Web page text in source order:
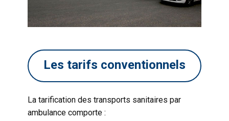
Les tarifs conventionnels
La tarification des transports sanitaires par
ambulance comporte :